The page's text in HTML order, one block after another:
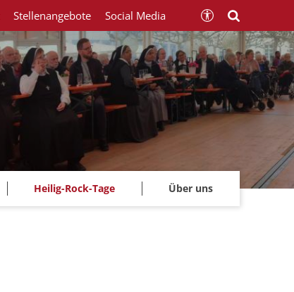
Heilig-Rock-Tage Über uns
Stellenangebote Social Media